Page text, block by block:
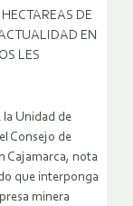
DE
EN
LES
Unidad de
Consejo de
Cajamarca, nota
que interponga
minera